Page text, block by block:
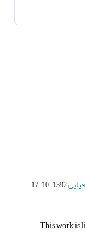
1392-10-17
This work is